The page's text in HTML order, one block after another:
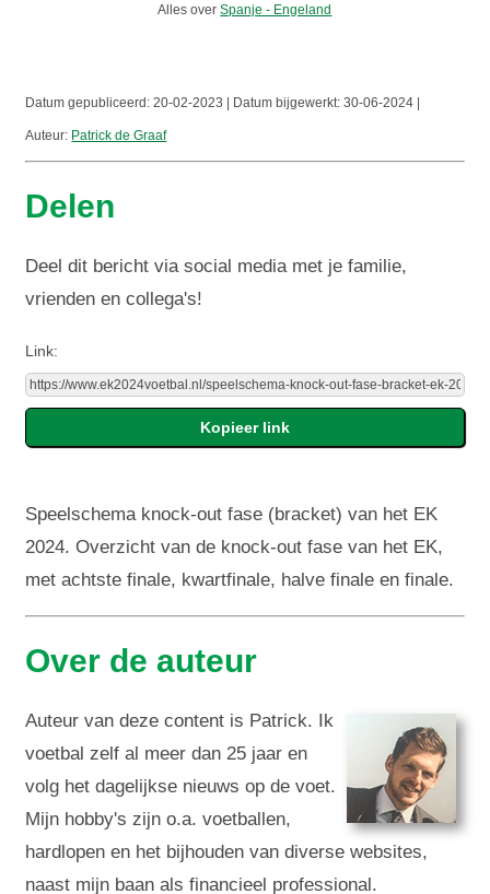
Alles overSpanje - Engeland
Datum gepubliceerd:20-02-2023 | Datum bijgewerkt:30-06-2024 |
Auteur: Patrick de Graaf
Delen
Deel dit bericht via social media met je familie,
vrienden en collega's!
Link:
Speelschema knock-out fase (bracket) van het EK
2024. Overzicht van de knock-out fase van het EK,
met achtste finale, kwartfinale, halve finale en finale.
Over de auteur
Auteur van deze content is Patrick. Ik
voetbal zelf al meer dan 25 jaar en
volg het dagelijkse nieuws op de voet.
Mijn hobby's zijn o.a. voetballen,
hardlopen en het bijhouden van diverse websites,
naast mijn baan als financieel professional.